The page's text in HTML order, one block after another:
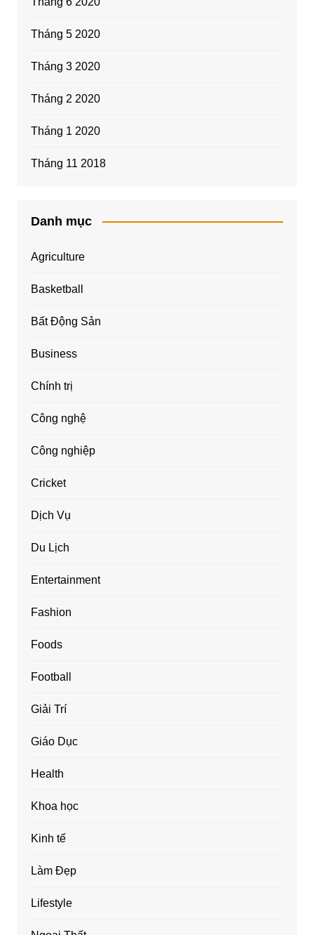
Tháng 5 2020
Tháng 3 2020
Tháng 2 2020
Tháng 1 2020
Tháng 11 2018
Danh mục
Agriculture
Basketball
Bất Động Sản
Business
Chính trị
Công nghệ
Công nghiệp
Cricket
Dịch Vụ
Du Lịch
Entertainment
Fashion
Foods
Football
Giải Trí
Giáo Dục
Health
Khoa học
Kinh tế
Làm Đẹp
Lifestyle